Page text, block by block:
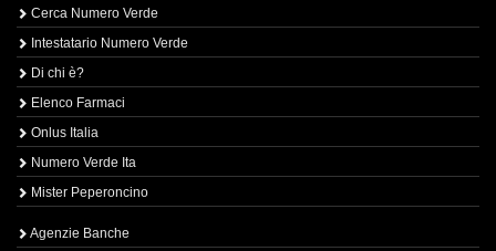
Cerca Numero Verde
Intestatario Numero Verde
Di chi è?
Elenco Farmaci
Onlus Italia
Numero Verde Ita
Mister Peperoncino
Agenzie Banche